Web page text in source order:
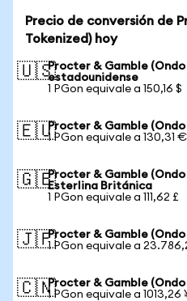
Precio de conversión de
Tokenized) hoy
🇺🇸Procter & Gamble
estadounidense
1 PGon equivale a 150,16 $
🇪🇺Procter & Gamble
1 PGon equivale a 130,31 €
🇬🇧Procter & Gamble
Esterlina Británica
1 PGon equivale a 111,62 £
🇯🇵Procter & Gamble
1 PGon equivale a
🇨🇳Procter & Gamble
1 PGon equivale a 1013,26